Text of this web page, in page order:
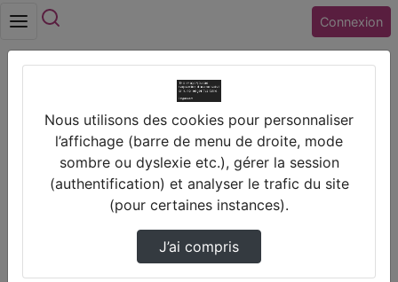
Connexion
Collège HENRI BERGSON (37) ST CYR SUR
LOIRE
Gimp Améliorer Une Image
Prendre des notes
Nous utilisons des cookies pour personnaliser
l’affichage (barre de menu de droite, mode
sombre ou dyslexie etc.), gérer la session
(authentification) et analyser le trafic du site
(pour certaines instances).
J’ai compris